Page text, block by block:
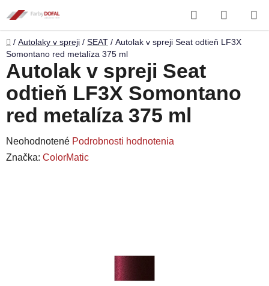
na
obsah
Hľadať
KOŠÍK
Domov
/ Autolaky v spreji / SEAT / Autolak v spreji Seat odtieň LF3X
Somontano red metalíza 375 ml
Autolak v spreji Seat
odtieň LF3X Somontano
red metalíza 375 ml
Priemerné
hodnotenie
Neohodnotené Podrobnosti hodnotenia
Značka: ColorMatic